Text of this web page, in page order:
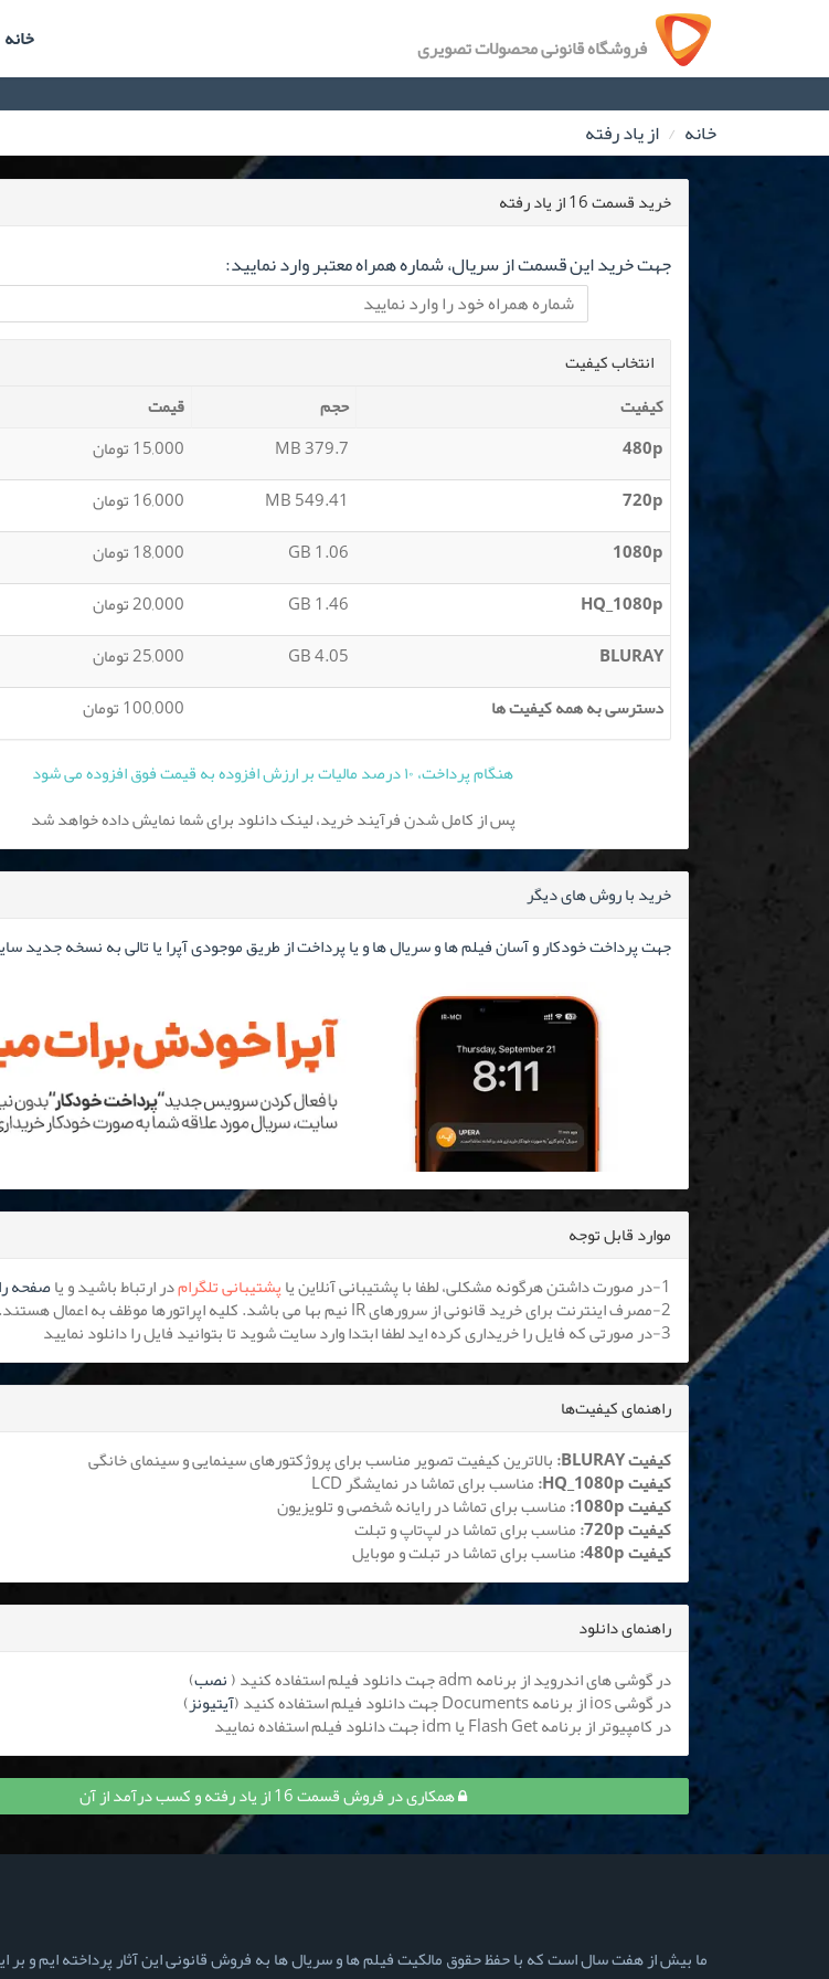
فروشگاه قانونی محصولات تصویری خانه
خانه از یاد رفته
خرید قسمت 16 از یاد رفته
جهت خرید این قسمت از سریال، شماره همراه معتبر وارد نمایید:
انتخاب کیفیت
کیفیت
حجم
قیمت
480p
379.7 MB 15,000 تومان
720p
549.41 MB 16,000 تومان
1080p
1.06 GB 18,000 تومان
HQ_1080p
1.46 GB 20,000 تومان
BLURAY
4.05 GB 25,000 تومان
دسترسی به همه کیفیت ها
100,000 تومان
هنگام پرداخت، ۱۰ درصد مالیات بر ارزش افزوده به قیمت فوق افزوده می شود
پس از کامل شدن فرآیند خرید، لینک دانلود برای شما نمایش داده خواهد شد
خرید با روش های دیگر
جهت پرداخت خودکار و آسان فیلم ها و سریال ها و یا پرداخت از طریق موجودی آپرا یا تالی به نسخه جدید
موارد قابل توجه
1-در صورت داشتن هرگونه مشکلی، لطفا با پشتیبانی آنلاین یا
پشتیبانی تلگرامدر ارتباط باشید و یاصفحه
2-مصرف اینترنت برای خرید قانونی از سرورهای IR نیم بها می باشد. کلیه اپراتورها موظف به اعمال هستند.
3-در صورتی که فایل را خریداری کرده اید لطفا ابتدا وارد سایت شوید تا بتوانید فایل را دانلود نمایید
راهنمای کیفیت‌ها
کیفیت BLURAY:
بالاترین کیفیت تصویر مناسب برای پروژکتورهای سینمایی و سینمای خانگی
کیفیت HQ_1080p: مناسب برای تماشا در نمایشگر LCD
کیفیت 1080p: مناسب برای تماشا در رایانه شخصی و تلویزیون
کیفیت 720p: مناسب برای تماشا در لپ‌تاپ و تبلت
کیفیت 480p: مناسب برای تماشا در تبلت و موبایل
راهنمای دانلود
در گوشی های اندروید از برنامه adm جهت دانلود فیلم استفاده کنید (
نصب)
در گوشی ios از برنامه Documents جهت دانلود فیلم استفاده کنید ( آیتیونز)
در کامپیوتر از برنامه Flash Get یا idm جهت دانلود فیلم استفاده نمایید
همکاری در فروش قسمت 16 از یاد رفته و کسب درآمد از آن
ما بیش از هفت سال است که با حفظ حقوق مالکیت فیلم ها و سریال ها به فروش قانونی این آثار پرداخته ایم و بر